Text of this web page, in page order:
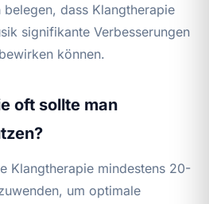
dass Klangtherapie
signifikante Verbesserungen
können.
oft sollte man
Klangtherapie mindestens 20-
um optimale